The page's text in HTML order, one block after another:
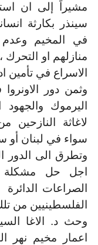
مشيراً إلى ان
سينذر بكارثة
في المخيم
منازلهم او
الاسراع في تأمين
وثمن دور
اليرموك والجهود
لاغاثة النازحين
سواء في لبنان أو
وتطرق الى الدور
اجل حل مشكلة
الصراعات
الفلسطينيين من
وحث د. الاغا
اعمار مخيم نهر